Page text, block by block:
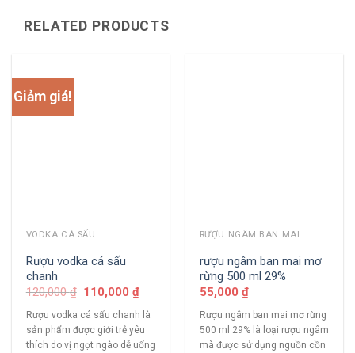
RELATED PRODUCTS
Giảm giá!
VODKA CÁ SẤU
Rượu vodka cá sấu
chanh
120,000₫ 110,000₫
Rượu vodka cá sấu chanh là
sản phẩm được giới trẻ yêu
thích do vị ngọt ngào dễ uống
RƯỢU NGÂM BAN MAI
rượu ngâm ban mai mơ
rừng 500 ml 29%
55,000 ₫
Rượu ngâm ban mai mơ rừng
500 ml 29% là loại rượu ngâm
mà được sử dụng nguồn cồn